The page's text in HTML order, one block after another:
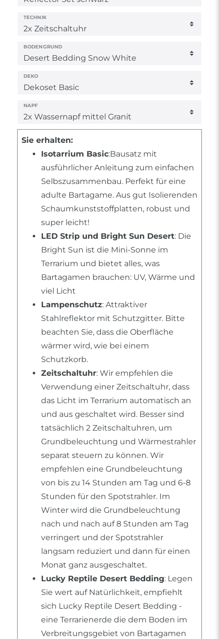
TECHNIK
BODENGRUND
DEKO
NAPF
Sie erhalten:
Isotarrium Basic:Bausatz mit
ausführlicher Anleitung zum einfachen
Selbszusammenbau. Perfekt für eine
adulte Bartagame. Aus gut Isolierenden
Schaumkunststoffplatten, robust und
super leicht!
LED Strip und Bright Sun Desert: Die
Bright Sun ist die Mini-Sonne im
Terrarium und bietet alles, was
Bartagamen brauchen: UV, Wärme und
viel Licht
Lampenschutz: Attraktiver
Stahlreflektor mit Schutzgitter. Bitte
beachten Sie, dass die Oberfläche
wärmer wird, wie bei einem
Schutzkorb.
Zeitschaltuhr: Wir empfehlen die
Verwendung einer Zeitschaltuhr, dass
das Licht im Terrarium automatisch an
und aus geschaltet wird. Besser sind
tatsächlich 2 Zeitschaltuhren, um
Grundbeleuchtung und Wärmestrahler
separat steuern zu können. Wir
empfehlen eine Grundbeleuchtung
von bis zu 14 Stunden am Tag und 6-8
Stunden für den Spotstrahler. Im
Winter wird die Grundbeleuchtung
nach und nach auf 8 Stunden am Tag
verringert und der Spotstrahler
langsam reduziert und dann für einen
Monat ganz ausgeschaltet.
Lucky Reptile Desert Bedding: Legen
Sie wert auf Natürlichkeit, empfiehlt
sich Lucky Reptile Desert Bedding -
eine Terrarienerde die dem Boden im
Verbreitungsgebiet von Bartagamen